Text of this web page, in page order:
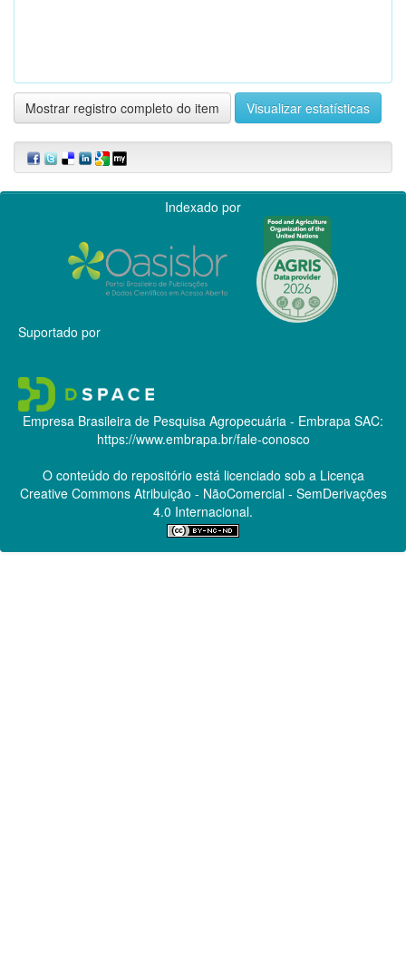
Mostrar registro completo do item Visualizar estatísticas
Indexado por
Suportado por
Empresa Brasileira de Pesquisa Agropecuária - Embrapa SAC:
https://www.embrapa.br/fale-conosco
O conteúdo do repositório está licenciado sob a Licença
Creative CommonsAtribuição - NãoComercial - SemDerivações
4.0 Internacional.